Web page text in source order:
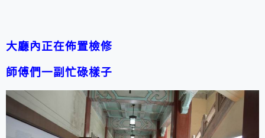
大廳內正在佈置檢修
師傅們一副忙碌樣子